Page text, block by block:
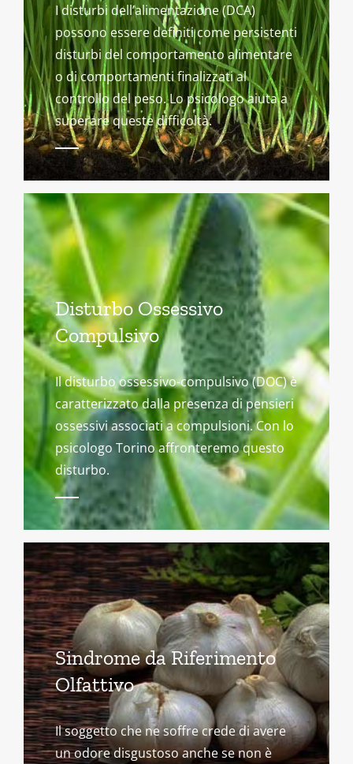
I disturbi dell’alimentazione (DCA)
possono essere definiti come persistenti
disturbi del comportamento alimentare
o di comportamenti finalizzati al
controllo del peso. Lo psicologo aiuta a
superare queste difficoltà.
Disturbo Ossessivo
Compulsivo
Il disturbo ossessivo-compulsivo (DOC) è
caratterizzato dalla presenza di pensieri
ossessivi associati a compulsioni. Con lo
psicologo Torino affronteremo questo
disturbo.
Sindrome da Riferimento
Olfattivo
Il soggetto che ne soffre crede di avere
un odore disgustoso anche se non è